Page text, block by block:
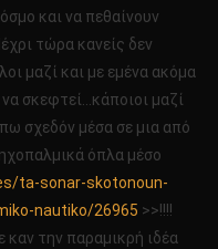
και να πεθαίνουν
τώρα κανείς δεν
μαζί και με εμένα ακόμα
σκεφτεί…κάποιοι μαζί
σχεδόν μέσα σε μια από
όπλα μέσο
ta-sonar-skotonoun-
nautiko/26965 >>!!!!
καν την παραμικρή ιδέα